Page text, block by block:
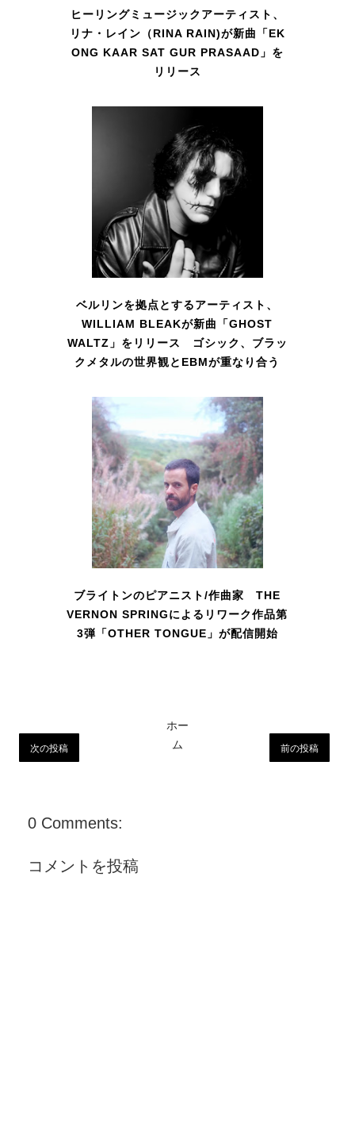
ヒーリングミュージックアーティスト、
リナ・レイン（RINA RAIN)が新曲「EK
ONG KAAR SAT GUR PRASAAD」を
リリース
ベルリンを拠点とするアーティスト、
WILLIAM BLEAKが新曲「GHOST
WALTZ」をリリース ゴシック、ブラッ
クメタルの世界観とEBMが重なり合う
ブライトンのピアニスト/作曲家 THE
VERNON SPRINGによるリワーク作品第
3弾「OTHER TONGUE」が配信開始
次の投稿 前の投稿
ホー
ム
0 Comments:
コメントを投稿